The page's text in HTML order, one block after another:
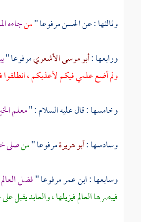
وثالثها : عنالحسنمرفوعا "منجاءه
ورابعها :أبو موسى الأشعريمرفوعا "
ولم أضع علمي فيكم لأعذبكم ،
وخامسها : قال عليه السلام : "معلم
وسادسها :أبو هريرةمرفوعا "منصلى
وسابعها :ابن عمرمرفوعا "فضل
فيبصرها العالم فيزيلها ، والعابد يقبل